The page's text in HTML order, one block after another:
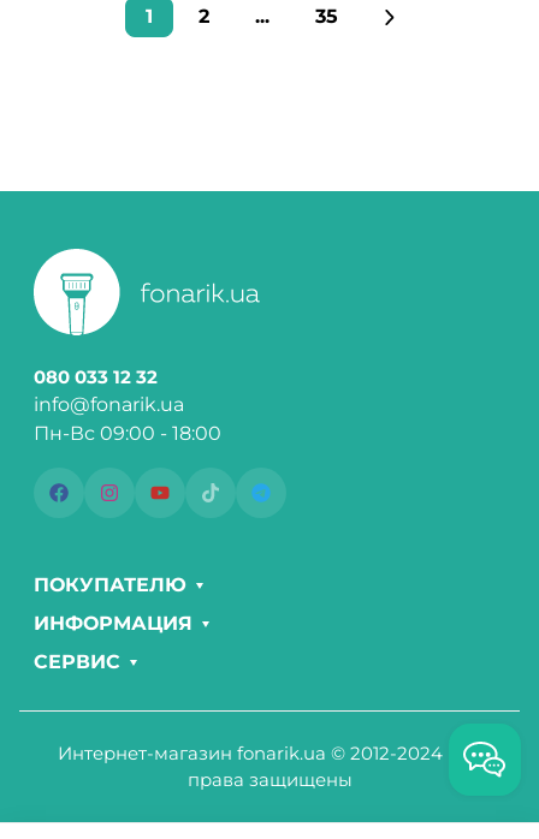
1 2 ... 35
080 033 12 32
info@fonarik.ua
Пн-Вс 09:00 - 18:00
ПОКУПАТЕЛЮ
ИНФОРМАЦИЯ
СЕРВИС
Интернет-магазин fonarik.ua © 2012-2024 Все
права защищены